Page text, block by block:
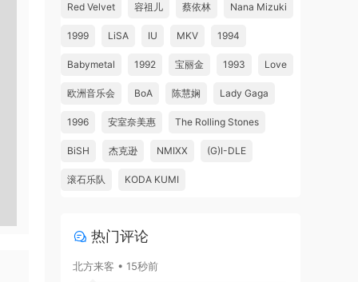
Red Velvet 容祖儿 蔡依林 Nana Mizuki
1999 LiSA IU MKV 1994
Babymetal 1992 宝丽金 1993 Love
欧洲音乐会 BoA 陈慧娴 Lady Gaga
1996 安室奈美惠 The Rolling Stones
BiSH 杰克逊 NMIXX (G)I-DLE
滚石乐队 KODA KUMI
热门评论
北方来客 • 15秒前